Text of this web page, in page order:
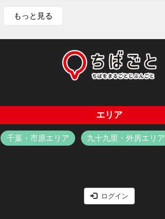
もっと見る
エリア
千葉・市原エリア 九十九里・外房エリア
ログイン